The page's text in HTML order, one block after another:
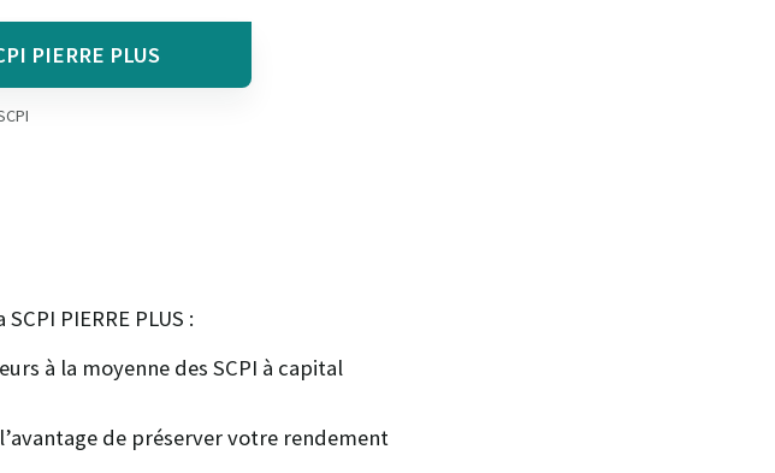
PIERRE PLUS
PIERRE PLUS :
à la moyenne des SCPI à capital
de préserver votre rendement